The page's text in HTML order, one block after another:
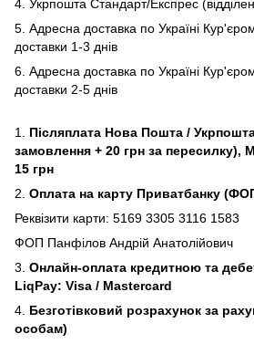
4. Укрпошта Стандарт/Експрес
5. Адресна доставка по Україні
доставки 1-3 днів
6. Адресна доставка по Україні
доставки 2-5 днів
1. Післяплата Нова Пошта / Укрпошта
замовлення + 20 грн за пересилку),
15 грн
2. Оплата на карту Приватбанку
Реквізити карти: 5169 3305 3116 1583
ФОП Панфілов Андрій Анатолійович
3. Онлайн-оплата кредитною та
LiqPay: Visa / Mastercard
4. Безготівковий розрахунок за
особам)